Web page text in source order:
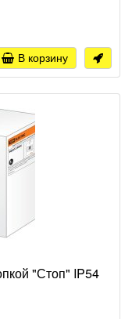
В корзину
"Стоп" IP54